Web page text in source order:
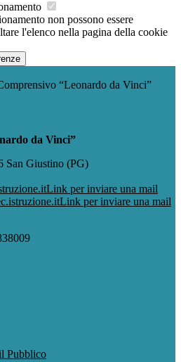
non possono essere
l'elenco nella pagina della cookie
“Leonardo da Vinci”
da Vinci”
San Giustino (PG)
Link per inviare una mail
Link per inviare una mail
Pubblico